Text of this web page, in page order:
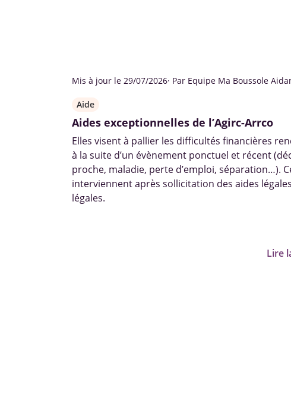
Mis à jour le 29/07/2026· Par Equipe Ma Boussole
Aide
Aides exceptionnelles de l’Agirc-Arrco
Elles visent à pallier les difficultés financières
à la suite d’un évènement ponctuel et récent
proche, maladie, perte d’emploi, séparation…).
interviennent après sollicitation des aides
légales.
Lire